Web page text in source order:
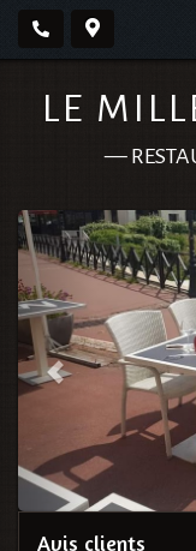
LE
—
Avis clients